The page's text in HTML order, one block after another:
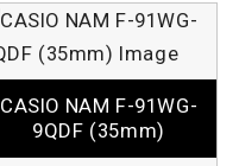
CASIO NAM F-91WG-
9QDF (35mm)